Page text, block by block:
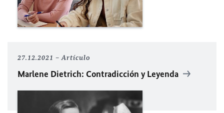
27.12.2021 Artículo
Marlene Dietrich: Contradicción y Leyenda